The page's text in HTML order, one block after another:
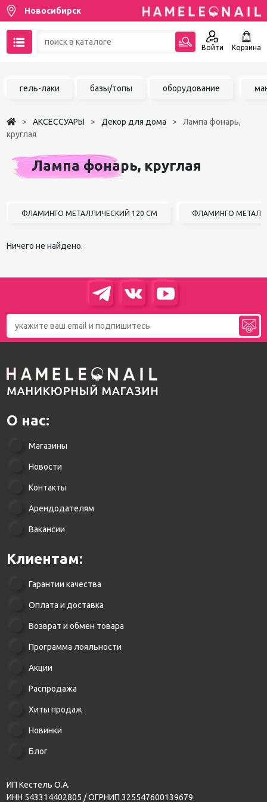
Новосибирск
Войти Корзина
Чат в MAX
Акции
гель-лаки базы/топы оборудование
АКСЕССУАРЫ Декор для дома
Лампа фонарь,
круглая
Лампа фонарь, круглая
ФЛАМИНГО МЕТАЛЛИЧЕСКИЙ 120 СМ ФЛАМИНГО
Ничего не найдено.
О нас:
Магазины
Новости
Контакты
Арендодателям
Вакансии
Клиентам:
Гарантии качества
Оплата и доставка
Возврат и обмен товара
Программа лояльности
Акции
Распродажа
Хиты продаж
Новинки
Блог
ИП Кестель О.А.
ИНН 543314402805 / ОГРНИП 325547600139679